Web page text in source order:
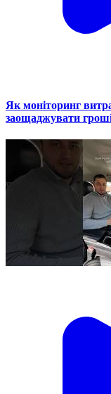
Як моніторинг
заощаджувати